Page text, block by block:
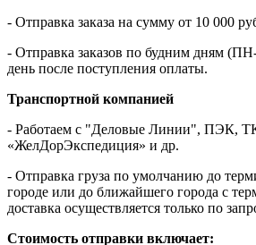
- Отправка заказа на сумму от 10 000
- Отправка заказов по будним дням
день после поступления оплаты.
Транспортной компанией
- Работаем с "Деловые Линии", ПЭК,
«ЖелДорЭкспедиция» и др.
- Отправка груза по умолчанию до
городе или до ближайшего города с
доставка осуществляется только по
Стоимость отправки включает: